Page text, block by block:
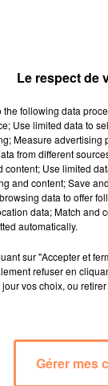
Le respect de
the following data
Use limited data to
Measure
from different
Use limited
and content; Save
data to offer
data; Match and
automatically.
sur "Accepter et
refuser en
vos choix, ou
Gérer mes